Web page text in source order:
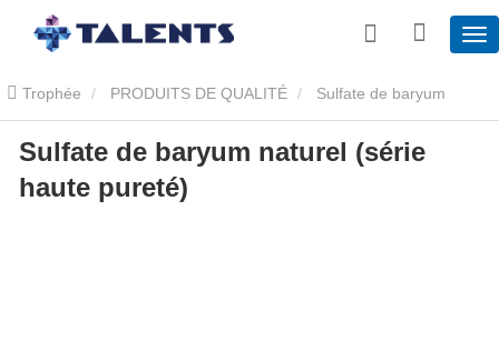
Trophée PRODUITS DE QUALITÉ Sulfate de baryum
naturel Sulfate de baryum naturel (série haute pureté)
Sulfate de baryum naturel (série
haute pureté)